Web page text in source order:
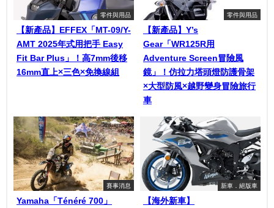
零件與用品
【新產品】EFFEX「MT-09/Y-
AMT 2025年式用把手 Easy
Fit Bar Plus」！高7mm後移
16mm直上×三色×免換線組
零件與用品
【新產品】Y’s
Gear「WR125R用
Adventure Screen冒險風
鏡」！仿拉力塔頭燈防護骨架
×大型防風×越野變身冒險旅行
車
賽事消息
Yamaha「Ténéré 700」
新車．絕版車
【海外新車】